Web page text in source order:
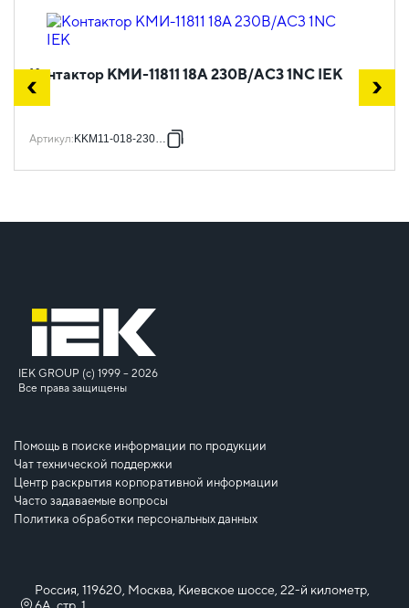
Контактор КМИ-11811 18А 230В/АС3 1NC IEK
Артикул:KKM11-018-230-01
IEK GROUP (c) 1999 – 2026
Все права защищены
Помощь в поиске информации по продукции
Чат технической поддержки
Центр раскрытия корпоративной информации
Часто задаваемые вопросы
Политика обработки персональных данных
Россия, 119620, Москва, Киевское шоссе, 22-й километр,